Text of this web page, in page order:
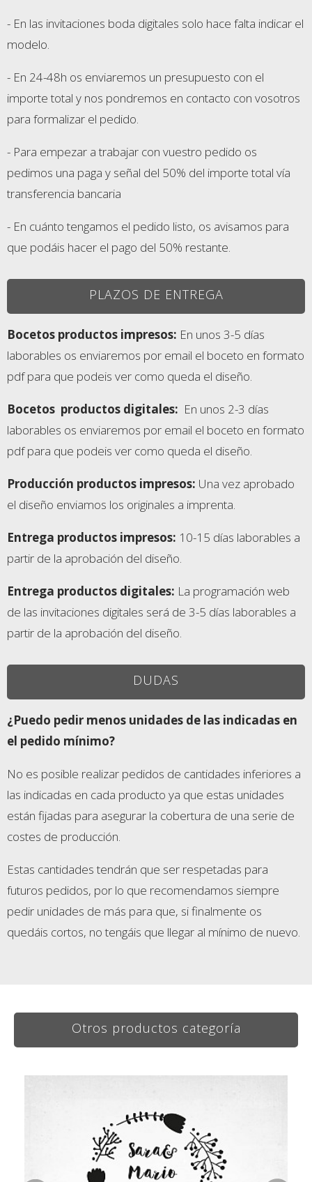
- En las invitaciones boda digitales solo hace falta indicar el
modelo.
- En 24-48h os enviaremos un presupuesto con el
importe total y nos pondremos en contacto con vosotros
para formalizar el pedido.
- Para empezar a trabajar con vuestro pedido os
pedimos una paga y señal del 50% del importe total vía
transferencia bancaria
- En cuánto tengamos el pedido listo, os avisamos para
que podáis hacer el pago del 50% restante.
PLAZOS DE ENTREGA
Bocetos productos impresos: En unos 3-5 días
laborables os enviaremos por email el boceto en formato
pdf para que podeis ver como queda el diseño.
Bocetos productos digitales: En unos 2-3 días
laborables os enviaremos por email el boceto en formato
pdf para que podeis ver como queda el diseño.
Producción productos impresos: Una vez aprobado
el diseño enviamos los originales a imprenta.
Entrega productos impresos: 10-15 días laborables a
partir de la aprobación del diseño.
Entrega productos digitales: La programación web
de las invitaciones digitales será de 3-5 días laborables a
partir de la aprobación del diseño.
DUDAS
¿Puedo pedir menos unidades de las indicadas en
el pedido mínimo?
No es posible realizar pedidos de cantidades inferiores a
las indicadas en cada producto ya que estas unidades
están fijadas para asegurar la cobertura de una serie de
costes de producción.
Estas cantidades tendrán que ser respetadas para
futuros pedidos, por lo que recomendamos siempre
pedir unidades de más para que, si finalmente os
quedáis cortos, no tengáis que llegar al mínimo de nuevo.
Otros productos categoría